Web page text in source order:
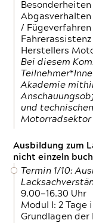
/ Fügeverfahren
Herstellers
Bei diesem
Akademie
und
Ausbildung zum
nicht einzeln
Termin 1/10:
9.00—16.30 Uhr
Modul I: 2 Tage
Grundlagen der